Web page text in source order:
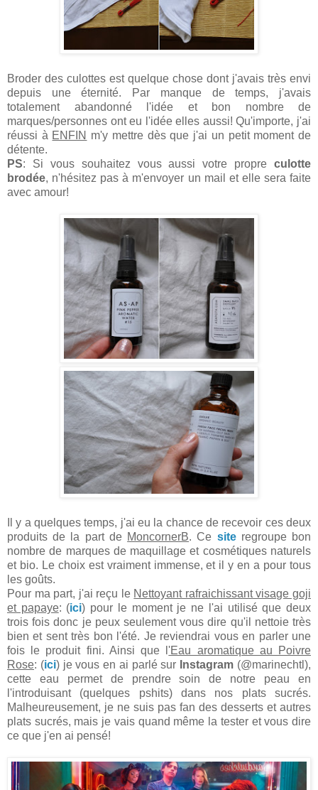
Broder des culottes est quelque chose dont j'avais très envi
depuis une éternité. Par manque de temps, j'avais
totalement abandonné l'idée et bon nombre de
marques/personnes ont eu l'idée elles aussi! Qu'importe, j'ai
réussi à ENFIN m'y mettre dès que j'ai un petit moment de
détente.
PS: Si vous souhaitez vous aussi votre propre culotte
brodée, n'hésitez pas à m'envoyer un mail et elle sera faite
avec amour!
Il y a quelques temps, j'ai eu la chance de recevoir ces deux
produits de la part de MoncornerB. Ce siteregroupe bon
nombre de marques de maquillage et cosmétiques naturels
et bio. Le choix est vraiment immense, et il y en a pour tous
les goûts.
Pour ma part, j'ai reçu le Nettoyant rafraichissant visage goji
et papaye: (ici) pour le moment je ne l'ai utilisé que deux
trois fois donc je peux seulement vous dire qu'il nettoie très
bien et sent très bon l'été. Je reviendrai vous en parler une
fois le produit fini. Ainsi que l'Eau aromatique au Poivre
Rose: (ici) je vous en ai parlé sur Instagram (@marinechtl),
cette eau permet de prendre soin de notre peau en
l'introduisant (quelques pshits) dans nos plats sucrés.
Malheureusement, je ne suis pas fan des desserts et autres
plats sucrés, mais je vais quand même la tester et vous dire
ce que j'en ai pensé!